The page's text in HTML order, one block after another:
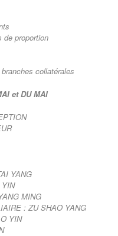
de proportion
collatérales
et DU MAI
YANG
MING
: ZU SHAO YANG
YIN